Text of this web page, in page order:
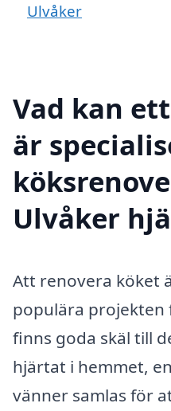
Ulvåker
Vad kan
är
Ulvåker
Att renovera köket
populära projekten
finns goda skäl till
hjärtat i hemmet,
vänner samlas för